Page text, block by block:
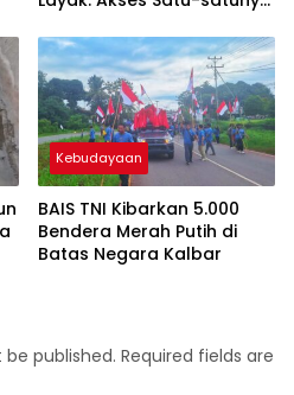
Berlumput, Menghambat
Ekonomi dan Pelayanan
Kesehatan
Kebudayaan
BAIS TNI Kibarkan 5.000
Bendera Merah Putih di
Batas Negara Kalbar
published. Required fields are